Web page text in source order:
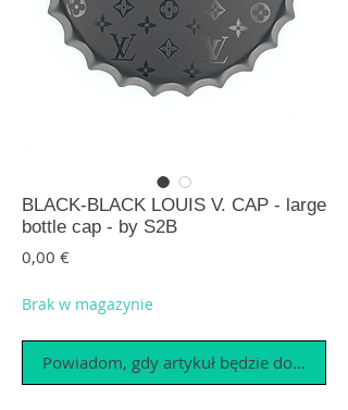
BLACK-BLACK LOUIS V. CAP - large
bottle cap - by S2B
0,00 €Cena
Brak w magazynie
Powiadom, gdy artykuł będzie dostępny